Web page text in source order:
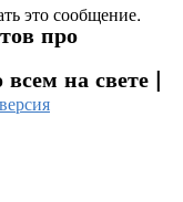
это сообщение.
про
на свете |